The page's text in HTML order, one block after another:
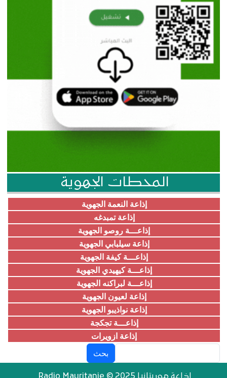
المحطات الجهوية
إذاعة النعمة الجهوية
إذاعة تمبدغه
إذاعـــة روصو الجهوية
إذاعة سيلبابي الجهوية
إذاعـــة كيفة الجهوية
إذاعـــة كيهيدي الجهوية
إذاعـــة لبراكنه الجهوية
إذاعة لعيون الجهوية
إذاعة نواذيبو الجهوية
إذاعـــة تجكجة
إذاعة ازويرات